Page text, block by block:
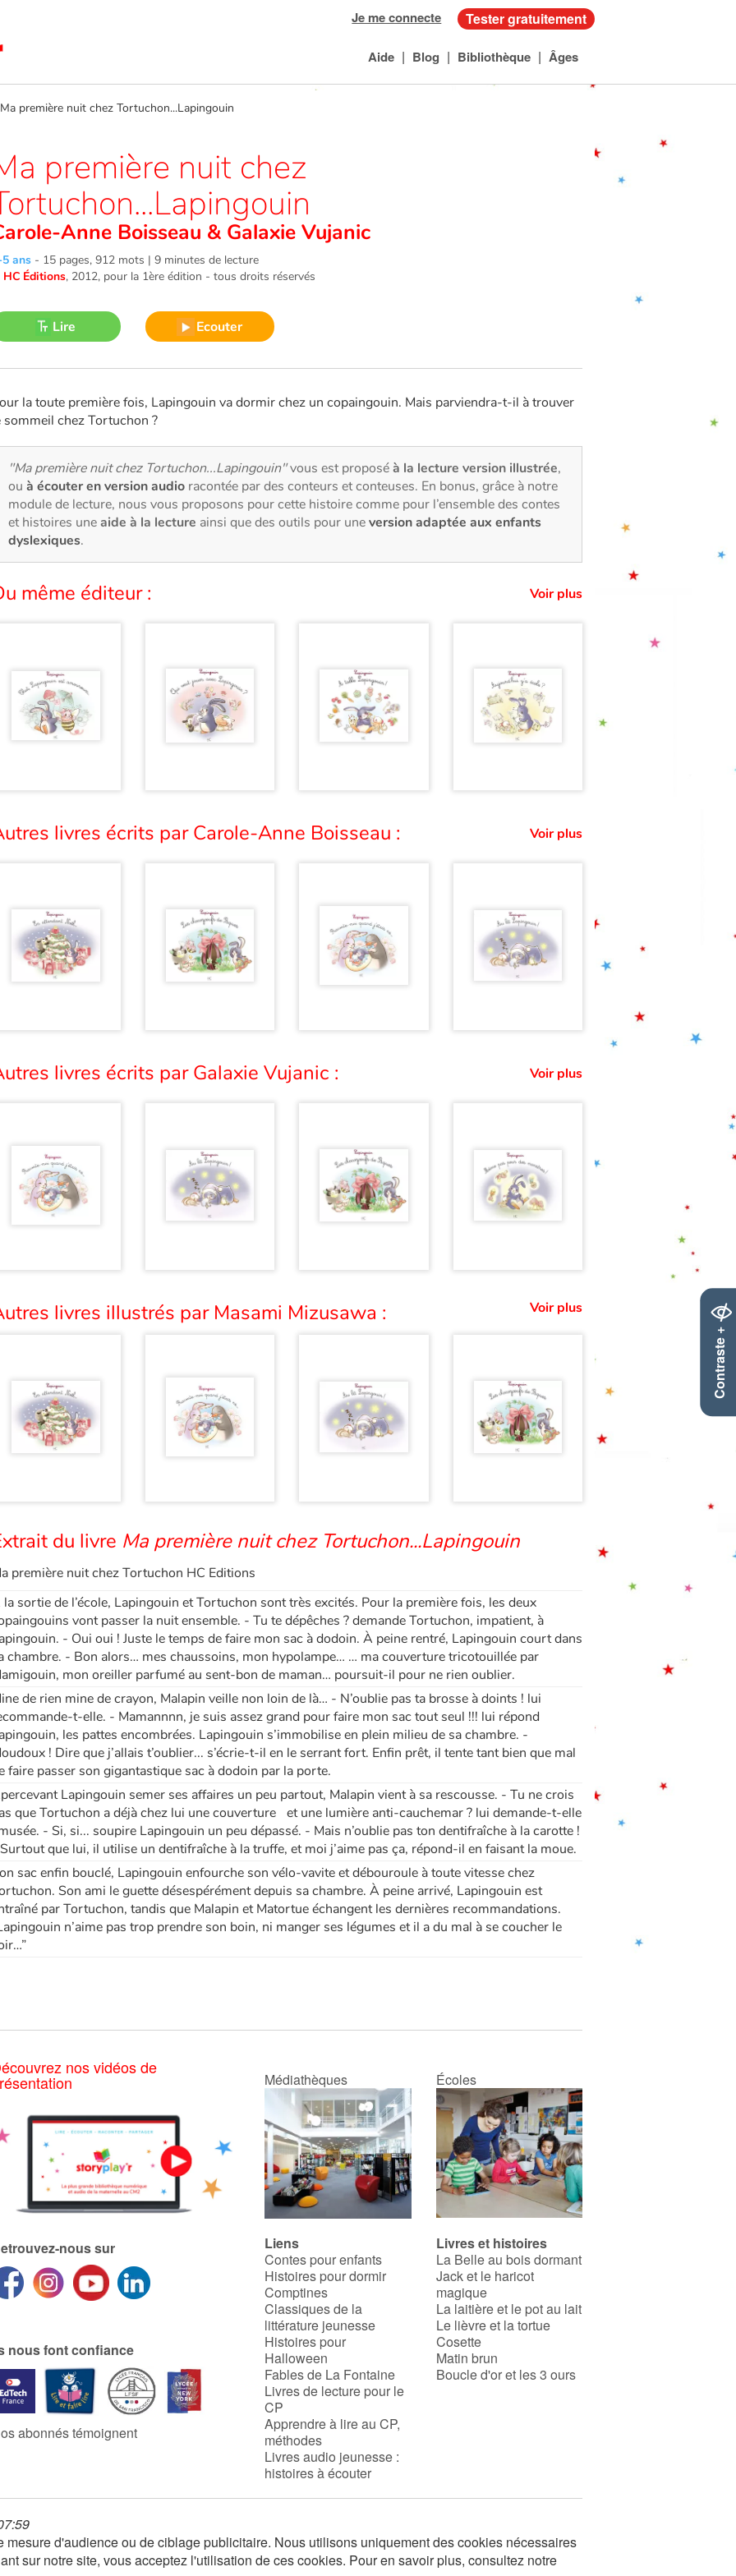
Contraste +
Je me connecte Tester gratuitement
Aide | Blog | Bibliothèque | Âges
première nuit chez Tortuchon...Lapingouin
première nuit chez
Anne Boisseau & Galaxie Vujanic
ans - 15 pages, 912 mots | 9 minutes de lecture
HC Éditions, 2012, pour la 1ère édition - tous droits réservés
Lire Ecouter
la toute première fois, Lapingouin va dormir chez un copaingouin. Mais parviendra-t-il à trouver
sommeil chez Tortuchon ?
"Ma première nuit chez Tortuchon...Lapingouin"vous est proposéà la lecture version illustrée,
ou à écouter en version audio racontée par des conteurs et conteuses. En bonus, grâce à notre
module de lecture, nous vous proposons pour cette histoire comme pour l’ensemble des contes
et histoires uneaide à la lecture ainsi que des outils pour uneversion adaptée aux enfants
dyslexiques.
même éditeur : Voir plus
livres écrits par Carole-Anne Boisseau : Voir plus
livres écrits par Galaxie Vujanic : Voir plus
livres illustrés par Masami Mizusawa : Voir plus
du livre Ma première nuit chez Tortuchon...Lapingouin
première nuit chez Tortuchon HC Editions
la sortie de l’école, Lapingouin et Tortuchon sont très excités. Pour la première fois, les deux
vont passer la nuit ensemble. - Tu te dépêches ? demande Tortuchon, impatient, à
- Oui oui ! Juste le temps de faire mon sac à dodoin. À peine rentré, Lapingouin court dans
chambre. - Bon alors… mes chaussoins, mon hypolampe… … ma couverture tricotouillée par
mon oreiller parfumé au sent-bon de maman… poursuit-il pour ne rien oublier.
de rien mine de crayon, Malapin veille non loin de là… - N’oublie pas ta brosse à doints ! lui
t-elle. - Mamannnn, je suis assez grand pour faire mon sac tout seul !!! lui répond
les pattes encombrées. Lapingouin s’immobilise en plein milieu de sa chambre. -
! Dire que j’allais t’oublier... s’écrie-t-il en le serrant fort. Enfin prêt, il tente tant bien que mal
faire passer son gigantastique sac à dodoin par la porte.
Lapingouin semer ses affaires un peu partout, Malapin vient à sa rescousse. - Tu ne crois
que Tortuchon a déjà chez lui une couverture et une lumière anti-cauchemar ? lui demande-t-elle
- Si, si... soupire Lapingouin un peu dépassé. - Mais n’oublie pas ton dentifraîche à la carotte !
que lui, il utilise un dentifraîche à la truffe, et moi j’aime pas ça, répond-il en faisant la moue.
sac enfin bouclé, Lapingouin enfourche son vélo-vavite et débouroule à toute vitesse chez
Son ami le guette désespérément depuis sa chambre. À peine arrivé, Lapingouin est
par Tortuchon, tandis que Malapin et Matortue échangent les dernières recommandations.
n’aime pas trop prendre son boin, ni manger ses légumes et il a du mal à se coucher le
nos vidéos de
nous sur
nous font confiance
abonnés témoignent
Médiathèques Écoles
Liens
Contes pour enfants
Histoires pour dormir
Comptines
Classiques de la
littérature jeunesse
Histoires pour
Halloween
Fables de La Fontaine
Livres de lecture pour le
CP
Apprendre à lire au CP,
méthodes
Livres audio jeunesse :
histoires à écouter
Livres et histoires
La Belle au bois dormant
Jack et le haricot
magique
La laitière et le pot au lait
Le lièvre et la tortue
Cosette
Matin brun
Boucle d'or et les 3 ours
d'audience ou de ciblage publicitaire. Nous utilisons uniquement des cookies nécessaires
sur notre site, vous acceptez l'utilisation de ces cookies. Pour en savoir plus, consultez notre